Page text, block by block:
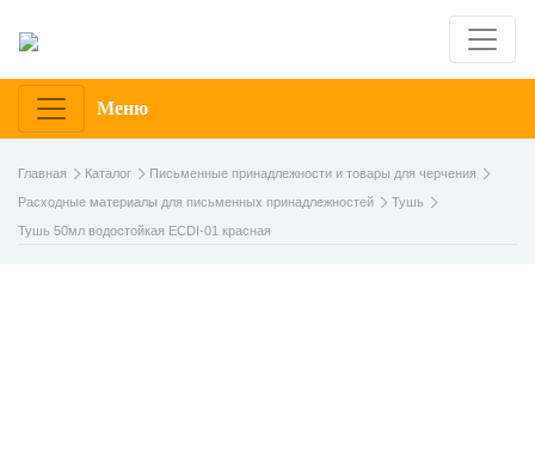
Меню
Главная Каталог
Письменные принадлежности и товары для черчения
Расходные материалы для письменных принадлежностей
Тушь
Тушь 50мл водостойкая ECDI-01 красная